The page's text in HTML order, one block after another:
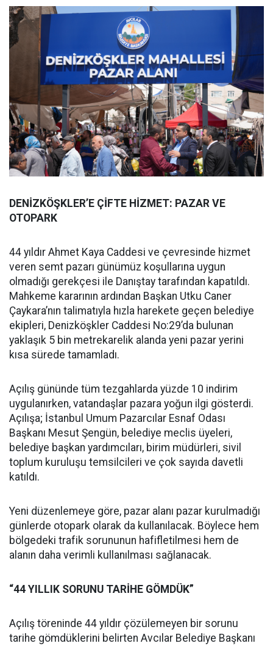
DENİZKÖŞKLER’E ÇİFTE HİZMET: PAZAR VE
OTOPARK
44 yıldır Ahmet Kaya Caddesi ve çevresinde hizmet
veren semt pazarı günümüz koşullarına uygun
olmadığı gerekçesi ile Danıştay tarafından kapatıldı.
Mahkeme kararının ardından Başkan Utku Caner
Çaykara’nın talimatıyla hızla harekete geçen belediye
ekipleri, Denizköşkler Caddesi No:29’da bulunan
yaklaşık 5 bin metrekarelik alanda yeni pazar yerini
kısa sürede tamamladı.
Açılış gününde tüm tezgahlarda yüzde 10 indirim
uygulanırken, vatandaşlar pazara yoğun ilgi gösterdi.
Açılışa; İstanbul Umum Pazarcılar Esnaf Odası
Başkanı Mesut Şengün, belediye meclis üyeleri,
belediye başkan yardımcıları, birim müdürleri, sivil
toplum kuruluşu temsilcileri ve çok sayıda davetli
katıldı.
Yeni düzenlemeye göre, pazar alanı pazar kurulmadığı
günlerde otopark olarak da kullanılacak. Böylece hem
bölgedeki trafik sorununun hafifletilmesi hem de
alanın daha verimli kullanılması sağlanacak.
“44 YILLIK SORUNU TARİHE GÖMDÜK”
Açılış töreninde 44 yıldır çözülemeyen bir sorunu
tarihe gömdüklerini belirten Avcılar Belediye Başkanı